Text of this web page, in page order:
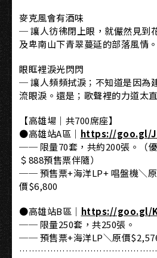
麥克風會有酒味
─ 讓人彷彿閉上眼，就儼然見到
及卑南山下青翠蔓延的部落風情。
眼眶裡淚光閃閃
─ 讓人頻頻拭淚；不知道是因為
流眼淚。還是；歌聲裡的力道太直
【高雄場｜共700席座】
●高雄站A區｜ https://goo.gl/
── 限量70套，共約200張。（
＄888預售票伴隨）
── 預售票+海洋LP+ 唱盤機＼
價$6,800
●高雄站B區｜ https://goo.gl/
── 限量250套，共250張。
── 預售票+海洋LP＼原價